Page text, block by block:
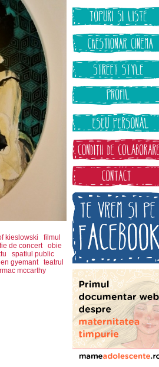
kieslowski
filmul
de concert
obie
spatiul public
gyemant
teatrul
mccarthy